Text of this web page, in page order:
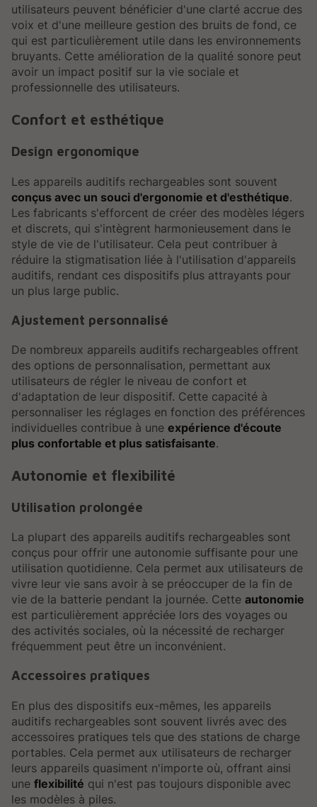
utilisateurs peuvent bénéficier d'une clarté accrue des
voix et d'une meilleure gestion des bruits de fond, ce
qui est particulièrement utile dans les environnements
bruyants. Cette amélioration de la qualité sonore peut
avoir un impact positif sur la vie sociale et
professionnelle des utilisateurs.
Confort et esthétique
Design ergonomique
Les appareils auditifs rechargeables sont souvent
conçus avec un souci d'ergonomie et d'esthétique.
Les fabricants s'efforcent de créer des modèles légers
et discrets, qui s'intègrent harmonieusement dans le
style de vie de l'utilisateur. Cela peut contribuer à
réduire la stigmatisation liée à l'utilisation d'appareils
auditifs, rendant ces dispositifs plus attrayants pour
un plus large public.
Ajustement personnalisé
De nombreux appareils auditifs rechargeables offrent
des options de personnalisation, permettant aux
utilisateurs de régler le niveau de confort et
d'adaptation de leur dispositif. Cette capacité à
personnaliser les réglages en fonction des préférences
individuelles contribue à une expérience d'écoute
plus confortable et plus satisfaisante.
Autonomie et flexibilité
Utilisation prolongée
La plupart des appareils auditifs rechargeables sont
conçus pour offrir une autonomie suffisante pour une
utilisation quotidienne. Cela permet aux utilisateurs de
vivre leur vie sans avoir à se préoccuper de la fin de
vie de la batterie pendant la journée. Cette autonomie
est particulièrement appréciée lors des voyages ou
des activités sociales, où la nécessité de recharger
fréquemment peut être un inconvénient.
Accessoires pratiques
En plus des dispositifs eux-mêmes, les appareils
auditifs rechargeables sont souvent livrés avec des
accessoires pratiques tels que des stations de charge
portables. Cela permet aux utilisateurs de recharger
leurs appareils quasiment n'importe où, offrant ainsi
une flexibilité qui n'est pas toujours disponible avec
les modèles à piles.